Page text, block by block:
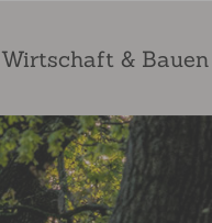
Wirtschaft & Bauen